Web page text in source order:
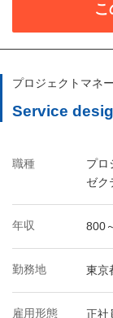
プロジェクトマネ
Service
職種
プロ
ゼク
年収 800
勤務地 東京
雇用形態 正社